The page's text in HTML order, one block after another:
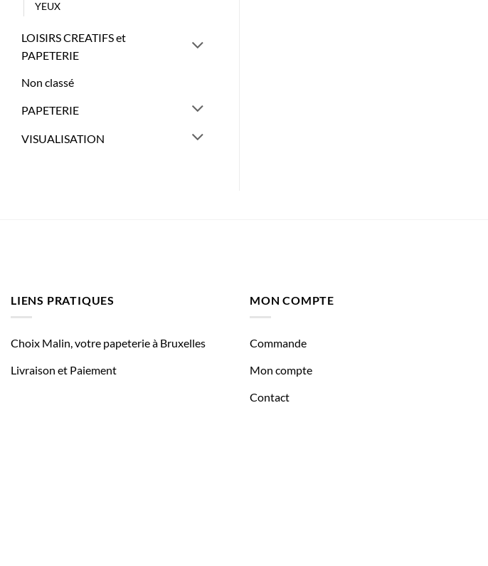
YEUX
LOISIRS CREATIFS et
PAPETERIE
Non classé
PAPETERIE
VISUALISATION
LIENS PRATIQUES
Choix Malin, votre papeterie à Bruxelles
Livraison et Paiement
MON COMPTE
Commande
Mon compte
Contact